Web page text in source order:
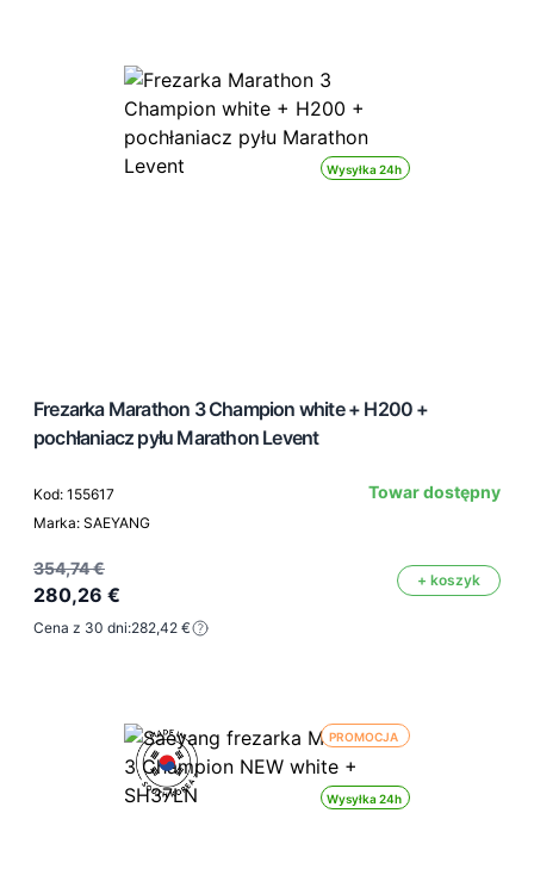
Wysyłka 24h
Frezarka Marathon 3 Champion white + H200 +
pochłaniacz pyłu Marathon Levent
Kod: 155617
Marka: SAEYANG
Towar dostępny
354,74 €
280,26 €
+ koszyk
Cena z 30 dni:282,42 €
PROMOCJA
Wysyłka 24h